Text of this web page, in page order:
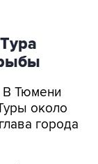
Тюмени
города